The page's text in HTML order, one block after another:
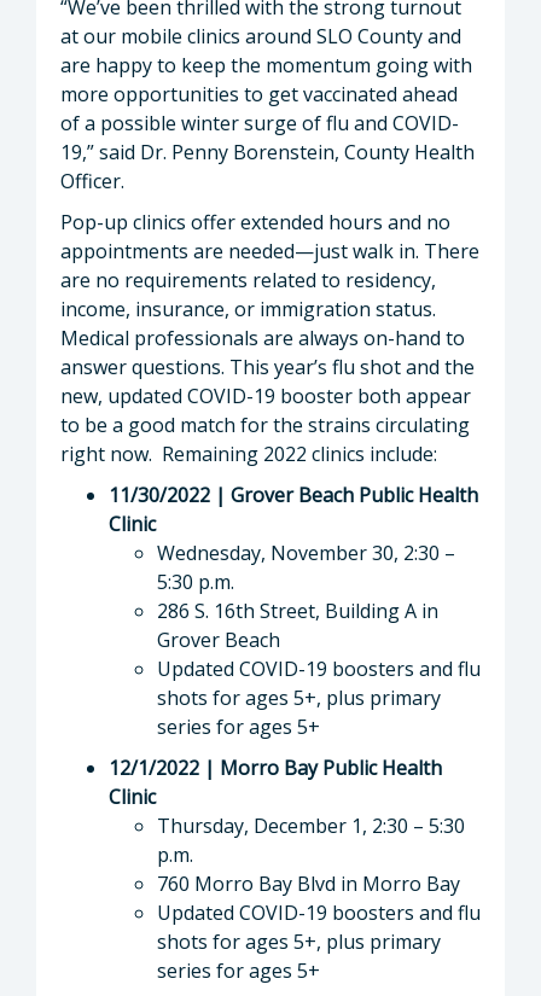
“We’ve been thrilled with the strong turnout
at our mobile clinics around SLO County and
are happy to keep the momentum going with
more opportunities to get vaccinated ahead
of a possible winter surge of flu and COVID-
19,” said Dr. Penny Borenstein, County Health
Officer.
Pop-up clinics offer extended hours and no
appointments are needed—just walk in. There
are no requirements related to residency,
income, insurance, or immigration status.
Medical professionals are always on-hand to
answer questions. This year’s flu shot and the
new, updated COVID-19 booster both appear
to be a good match for the strains circulating
right now. Remaining 2022 clinics include:
11/30/2022 | Grover Beach Public Health
Clinic
Wednesday, November 30, 2:30 –
5:30 p.m.
286 S. 16th Street, Building A in
Grover Beach
Updated COVID-19 boosters and flu
shots for ages 5+, plus primary
series for ages 5+
12/1/2022 | Morro Bay Public Health
Clinic
Thursday, December 1, 2:30 – 5:30
p.m.
760 Morro Bay Blvd in Morro Bay
Updated COVID-19 boosters and flu
shots for ages 5+, plus primary
series for ages 5+